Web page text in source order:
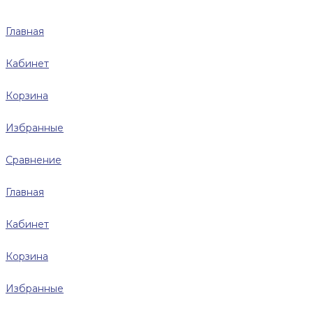
Главная
Кабинет
Корзина
Избранные
Сравнение
Главная
Кабинет
Корзина
Избранные